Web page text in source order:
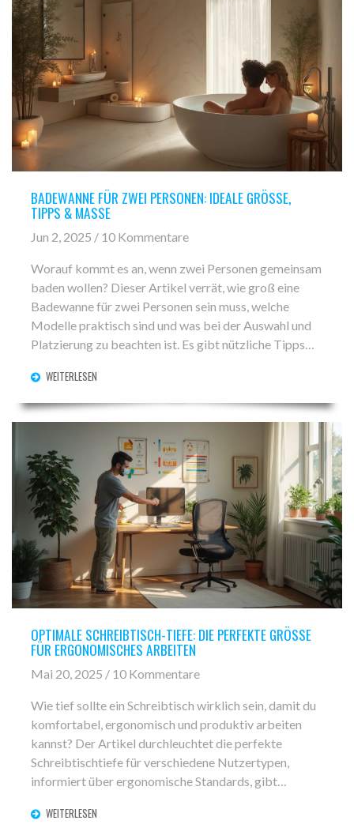
BADEWANNE FÜR ZWEI PERSONEN: IDEALE GRÖSSE, T
IPPS & MASSE
Jun 2, 2025 / 10 Kommentare
Worauf kommt es an, wenn zwei Personen gemeinsam
baden wollen? Dieser Artikel verrät, wie groß eine
Badewanne für zwei Personen sein muss, welche
Modelle praktisch sind und was bei der Auswahl und
Platzierung zu beachten ist. Es gibt nützliche Tipps
findest du Fakten über Material, Einbau und Preise. So
kannst du entspannt zu zweit das Badevergnügen
genießen.
WEITERLESEN
OPTIMALE SCHREIBTISCH-TIEFE: DIE PERFEKTE GRÖSSE F
ÜR ERGONOMISCHES ARBEITEN
Mai 20, 2025 / 10 Kommentare
Wie tief sollte ein Schreibtisch wirklich sein, damit du
komfortabel, ergonomisch und produktiv arbeiten
kannst? Der Artikel durchleuchtet die perfekte
Schreibtischtiefe für verschiedene Nutzertypen,
informiert über ergonomische Standards, gibt
Fehlern. Praktische Tabellen und Vergleiche helfen, die
WEITERLESEN